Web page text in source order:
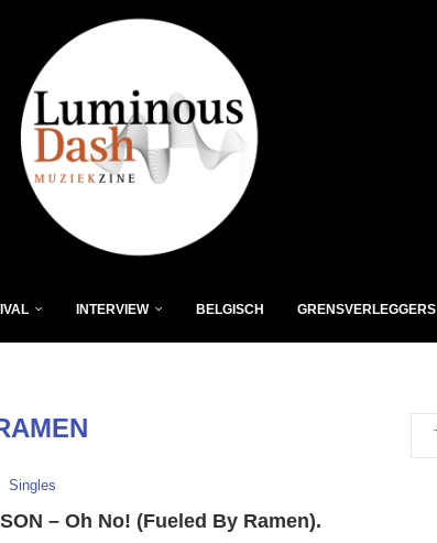
INTERVIEW BELGISCH GRENSVERLEGGERS
Singles
– Oh No! (Fueled By Ramen).